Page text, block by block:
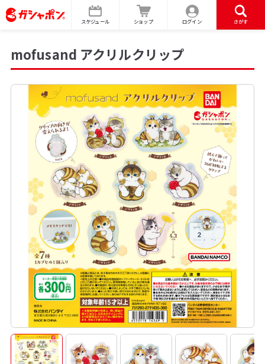
スケジュール ショップ ログイン さがす
mofusand アクリルクリップ